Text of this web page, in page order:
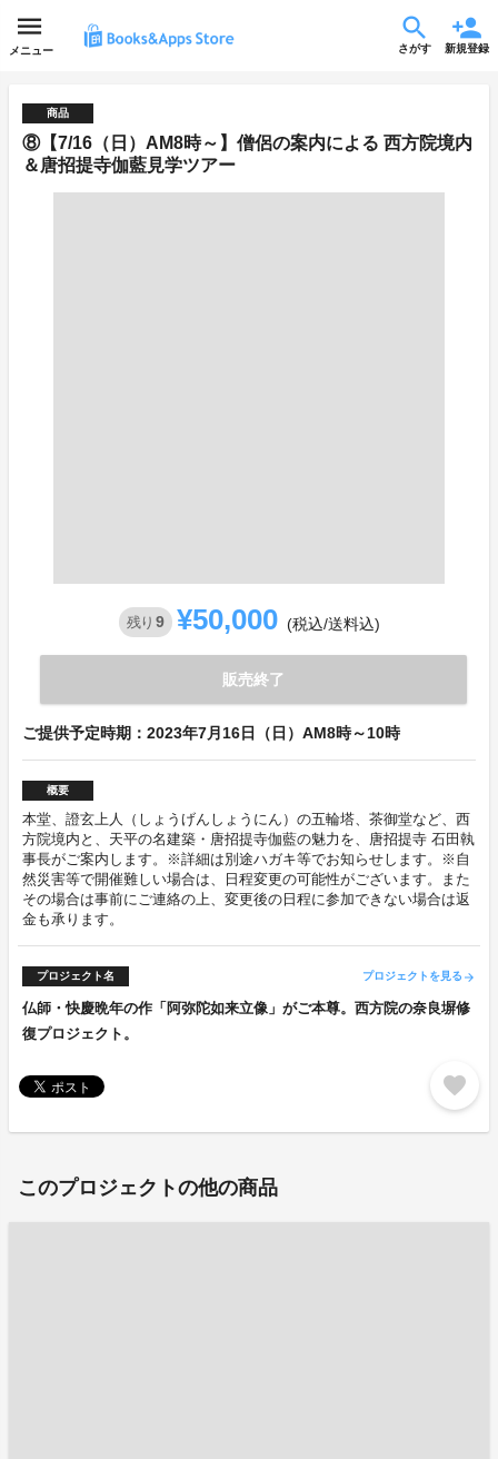
メニュー さがす 新規登録
商品
⑧【7/16（日）AM8時～】僧侶の案内による 西方院境内
＆唐招提寺伽藍見学ツアー
残り 9 ¥50,000 (税込/送料込)
販売終了
ご提供予定時期：2023年7月16日（日）AM8時～10時
概要
本堂、證玄上人（しょうげんしょうにん）の五輪塔、茶御堂など、西
方院境内と、天平の名建築・唐招提寺伽藍の魅力を、唐招提寺 石田執
事長がご案内します。※詳細は別途ハガキ等でお知らせします。※自
然災害等で開催難しい場合は、日程変更の可能性がございます。また
その場合は事前にご連絡の上、変更後の日程に参加できない場合は返
金も承ります。
プロジェクト名 プロジェクトを見る arrow_forward
仏師・快慶晩年の作「阿弥陀如来立像」がご本尊。西方院の奈良塀修
復プロジェクト。
favorite
このプロジェクトの他の商品